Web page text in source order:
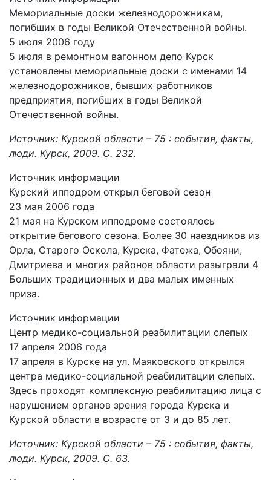
Мемориальные доски железнодорожникам,
погибших в годы Великой Отечественной войны.
5 июля 2006 году
5 июля в ремонтном вагонном депо Курск
установлены мемориальные доски с именами 14
железнодорожников, бывших работников
предприятия, погибших в годы Великой
Отечественной войны.
Источник: Курской области – 75 : события, факты,
люди. Курск, 2009. С. 232.
Источник информации
Курский ипподром открыл беговой сезон
23 мая 2006 года
21 мая на Курском ипподроме состоялось
открытие бегового сезона. Более 30 наездников из
Орла, Старого Оскола, Курска, Фатежа, Обояни,
Дмитриева и многих районов области разыграли 4
Больших традиционных и два малых именных
приза.
Источник информации
Центр медико-социальной реабилитации слепых
17 апреля 2006 года
17 апреля в Курске на ул. Маяковского открылся
центра медико-социальной реабилитации слепых.
Здесь проходят комплексную реабилитацию лица с
нарушением органов зрения города Курска и
Курской области в возрасте от 3 и до 85 лет.
Источник: Курской области – 75 : события, факты,
люди. Курск, 2009. С. 63.